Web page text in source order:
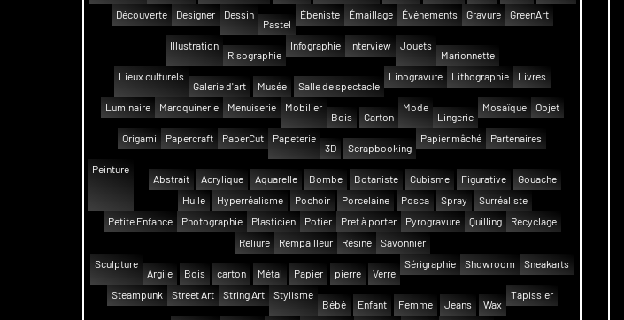
Découverte
Designer
Dessin
Pastel
Ébeniste Émaillage Événements Gravure GreenArt
Illustration
Risographie
Infographie Interview
Jouets
Marionnette
Lieux culturels
Galerie d'art
Musée Salle de spectacle
Linogravure Lithographie Livres
Luminaire Maroquinerie Menuiserie
Mobilier
Bois
Carton
Mode
Lingerie
Mosaïque Objet
Origami Papercraft PaperCut
Papeterie
3D
Scrapbooking
Papier mâché Partenaires
Peinture
Abstrait
Acrylique Aquarelle Bombe Botaniste Cubisme Figurative
Gouache
Huile
Hyperréalisme Pochoir Porcelaine Posca Spray
Surréaliste
Petite Enfance
Photographie Plasticien Potier Pret à porter Pyrogravure Quilling
Recyclage
Reliure
Rempailleur Résine
Savonnier
Sculpture
Argile
Bois carton Métal Papier pierre Verre
Sérigraphie Showroom Sneakarts
Steampunk Street Art String Art
Stylisme
Bébé
Enfant Femme Jeans Wax
Tapissier